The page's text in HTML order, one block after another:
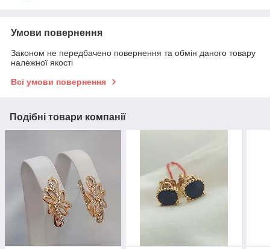
Умови повернення
Законом не передбачено повернення та обмін даного товару
належної якості
Всі умови повернення
Подібні товари компанії